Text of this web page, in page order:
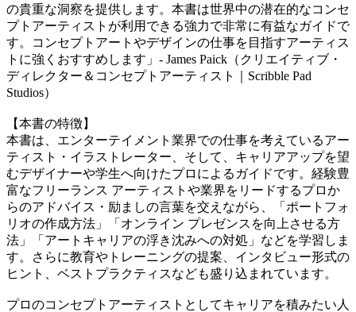
の貴重な洞察を提供します。本書は世界中の潜在的なコンセ
プトアーティストが利用できる強力で非常に有益なガイドで
す。コンセプトアートやデザインの仕事を目指すアーティス
トに強くおすすめします」- James Paick（クリエイティブ・
ディレクター＆コンセプトアーティスト｜Scribble Pad
Studios）
【本書の特徴】
本書は、エンターテイメント業界での仕事を考えているアー
ティスト・イラストレーター、そして、キャリアアップを望
むデザイナーや学生へ向けたプロによるガイドです。経験豊
富なフリーランス アーティストや業界をリードするプロか
らのアドバイス・励ましの言葉を交えながら、「ポートフォ
リオの作成方法」「オンライン プレゼンスを向上させる方
法」「アートキャリアの浮き沈みへの対処」などを学習しま
す。さらに教育やトレーニングの提案、インタビュー形式の
ヒント、ベストプラクティスなども盛り込まれています。
プロのコンセプトアーティストとしてキャリアを積みたい人